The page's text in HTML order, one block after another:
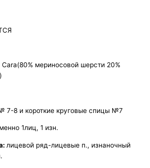
мериносовой шерсти 20%
7-8 и короткие круговые спицы №7
1лиц, 1 изн.
лицевой ряд-лицевые п., изнаночный